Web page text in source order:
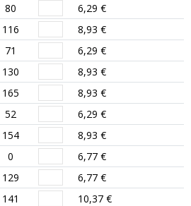
80
6,29 €
116
8,93 €
71
6,29 €
130
8,93 €
165
8,93 €
52
6,29 €
154
8,93 €
0
6,77 €
129
6,77 €
141
10,37 €